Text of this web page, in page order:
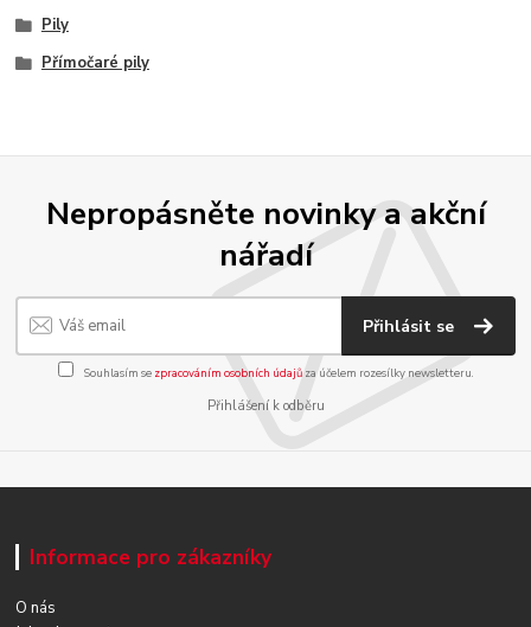
Pily
Přímočaré pily
Nepropásněte novinky a akční
nářadí
Přihlásit se
Souhlasím se zpracováním osobních údajůza účelem rozesílky newsletteru.
Přihlášení k odběru
Informace pro zákazníky
O nás